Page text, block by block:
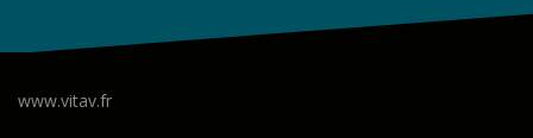
www.vitav.fr